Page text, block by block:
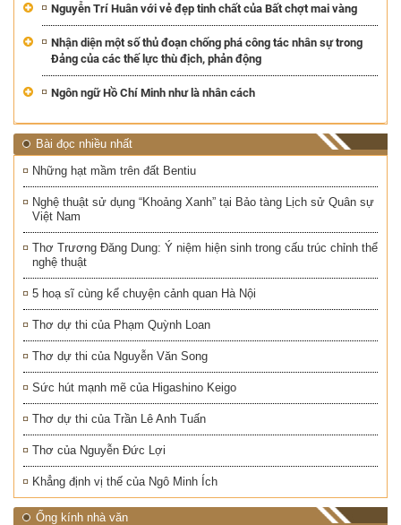
Nguyễn Trí Huân với vẻ đẹp tinh chất của Bất chợt mai vàng
Nhận diện một số thủ đoạn chống phá công tác nhân sự trong
Đảng của các thế lực thù địch, phản động
Ngôn ngữ Hồ Chí Minh như là nhân cách
Bài đọc nhiều nhất
Những hạt mầm trên đất Bentiu
Nghệ thuật sử dụng “Khoảng Xanh” tại Bảo tàng Lịch sử Quân sự
Việt Nam
Thơ Trương Đăng Dung: Ý niệm hiện sinh trong cấu trúc chỉnh thể
nghệ thuật
5 hoạ sĩ cùng kể chuyện cảnh quan Hà Nội
Thơ dự thi của Phạm Quỳnh Loan
Thơ dự thi của Nguyễn Văn Song
Sức hút mạnh mẽ của Higashino Keigo
Thơ dự thi của Trần Lê Anh Tuấn
Thơ của Nguyễn Đức Lợi
Khẳng định vị thế của Ngô Minh Ích
Ống kính nhà văn